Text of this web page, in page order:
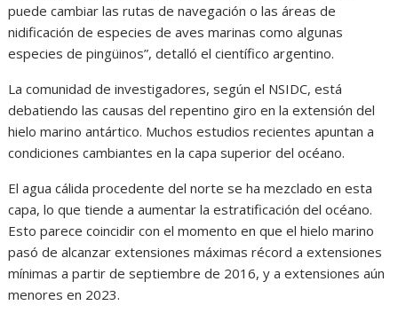
puede cambiar las rutas de navegación o las áreas de
nidificación de especies de aves marinas como algunas
especies de pingüinos”, detalló el científico argentino.
La comunidad de investigadores, según el NSIDC, está
debatiendo las causas del repentino giro en la extensión del
hielo marino antártico. Muchos estudios recientes apuntan a
condiciones cambiantes en la capa superior del océano.
El agua cálida procedente del norte se ha mezclado en esta
capa, lo que tiende a aumentar la estratificación del océano.
Esto parece coincidir con el momento en que el hielo marino
pasó de alcanzar extensiones máximas récord a extensiones
mínimas a partir de septiembre de 2016, y a extensiones aún
menores en 2023.